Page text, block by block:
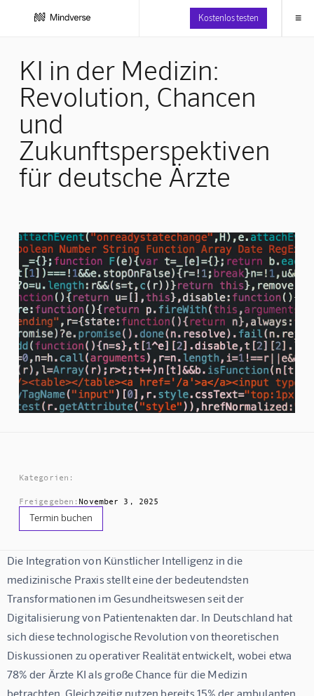
Kostenlos testen ≡
KI in der Medizin:
Revolution, Chancen
und
Zukunftsperspektiven
für deutsche Ärzte
Kategorien:
Freigegeben: November 3, 2025
Termin buchen
Die Integration von Künstlicher Intelligenz in die
medizinische Praxis stellt eine der bedeutendsten
Transformationen im Gesundheitswesen seit der
Digitalisierung von Patientenakten dar. In Deutschland hat
sich diese technologische Revolution von theoretischen
Diskussionen zu operativer Realität entwickelt, wobei etwa
78% der Ärzte KI als große Chance für die Medizin
betrachten. Gleichzeitig nutzen bereits 15% der ambulanten